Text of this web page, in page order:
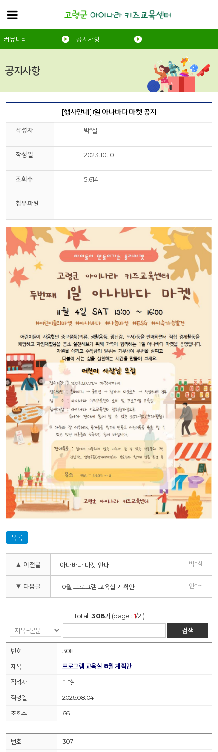
공지사항
커뮤니티 공지사항
[행사안내]1일 아나바다 마켓 공지
작성자 박*실
작성일 2023.10.10.
조회수 5,614
첨부파일
목록
▲ 이전글 아나바다 마켓 안내 박*실
▼ 다음글 10월 프로그램 교육실 계획안 안*주
Total :308개 (page : 1/21)
검색
308
프로그램 교육실 8월 계획안
박*실
2026.08.04
66
307